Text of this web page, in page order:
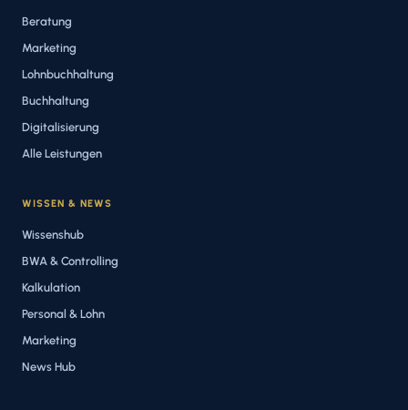
Beratung
Marketing
Lohnbuchhaltung
Buchhaltung
Digitalisierung
Alle Leistungen
WISSEN & NEWS
Wissenshub
BWA & Controlling
Kalkulation
Personal & Lohn
Marketing
News Hub